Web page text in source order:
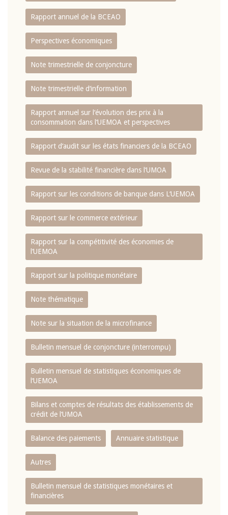
Rapport annuel de la BCEAO
Perspectives économiques
Note trimestrielle de conjoncture
Note trimestrielle d‘information
Rapport annuel sur l‘évolution des prix à la
consommation dans l‘UEMOA et perspectives
Rapport d‘audit sur les états financiers de la BCEAO
Revue de la stabilité financière dans l‘UMOA
Rapport sur les conditions de banque dans L‘UEMOA
Rapport sur le commerce extérieur
Rapport sur la compétitivité des économies de
l‘UEMOA
Rapport sur la politique monétaire
Note thématique
Note sur la situation de la microfinance
Bulletin mensuel de conjoncture (interrompu)
Bulletin mensuel de statistiques économiques de
l‘UEMOA
Bilans et comptes de résultats des établissements de
crédit de l‘UMOA
Balance des paiements Annuaire statistique
Autres
Bulletin mensuel de statistiques monétaires et
financières